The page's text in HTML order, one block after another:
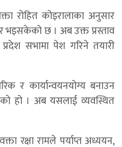
रोहित कोइरालाका अनुसार
भइसकेको छ । अब उक्त प्रस्ताव
प्रदेश सभामा पेश गरिने तयारी
र कार्यान्वयनयोग्य बनाउन
हो । अब यसलाई व्यवस्थित
रक्षा रामले पर्याप्त अध्ययन,